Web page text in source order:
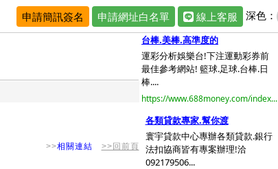
申請簡訊簽名 申請網址白名單 線上客服 深色：
>>相關連結 >>回前頁
台棒.美棒.高準度的
運彩分析娛樂台!下注運動彩券前
最佳參考網站! 籃球.足球.台棒.日
棒....
https://www.688money.com/index...
各類貸款專家.幫你渡
寰宇貸款中心專辦各類貸款.銀行
法扣協商皆有專案辦理!洽
092179506...